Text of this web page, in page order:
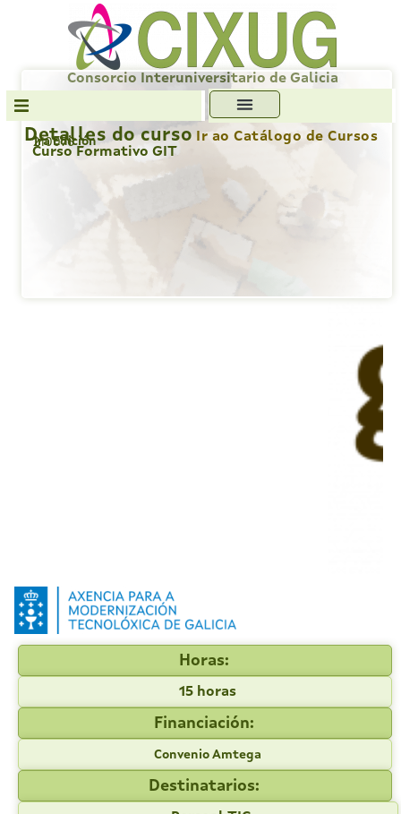
Consorcio Interuniversitario de Galicia
Transparencia
Detalles do curso Ir ao Catálogo de Cursos
210076
1ra Edición
Curso Formativo GIT
Horas:
15 horas
Financiación:
Convenio Amtega
Destinatarios: